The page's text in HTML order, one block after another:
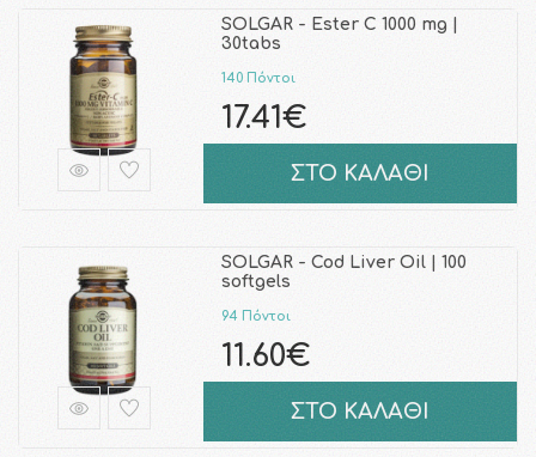
SOLGAR - Ester C 1000 mg |
30tabs
140 Πόντοι
17.41€
ΣΤΟ ΚΑΛΑΘΙ
SOLGAR - Cod Liver Oil | 100
softgels
94 Πόντοι
11.60€
ΣΤΟ ΚΑΛΑΘΙ